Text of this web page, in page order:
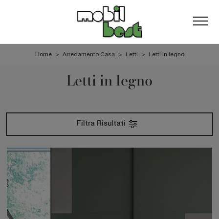
Home > Arredamento Casa > Letti > Letti in legno
Letti in legno
Filtra Risultati